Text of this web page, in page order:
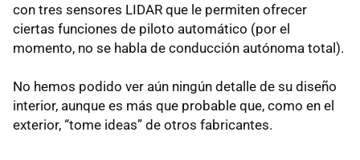
con tres sensores LIDAR que le permiten ofrecer
ciertas funciones de piloto automático (por el
momento, no se habla de conducción autónoma total).
No hemos podido ver aún ningún detalle de su diseño
interior, aunque es más que probable que, como en el
exterior, “tome ideas” de otros fabricantes.